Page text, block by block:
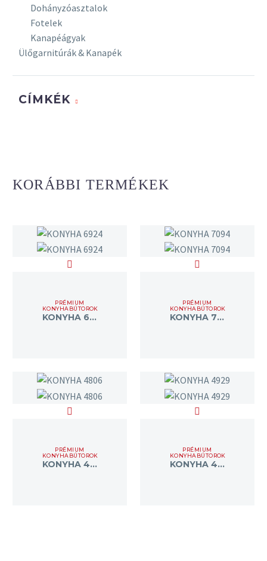
Dohányzóasztalok
Fotelek
Kanapéágyak
Ülőgarnitúrák & Kanapék
CÍMKÉK
KORÁBBI TERMÉKEK
PRÉMIUM
KONYHABÚTOROK
KONYHA 6924
PRÉMIUM
KONYHABÚTOROK
KONYHA 7094
PRÉMIUM
KONYHABÚTOROK
KONYHA 4806
PRÉMIUM
KONYHABÚTOROK
KONYHA 4929